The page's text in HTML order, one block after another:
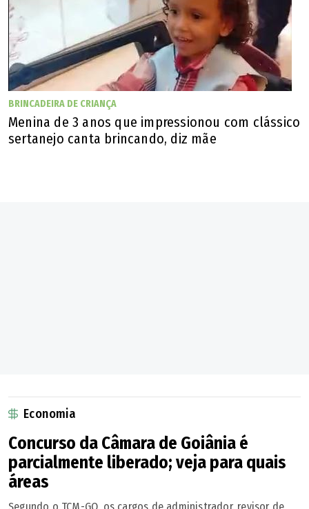
BRINCADEIRA DE CRIANÇA
Menina de 3 anos que impressionou com clássico
sertanejo canta brincando, diz mãe
Economia
Concurso da Câmara de Goiânia é
parcialmente liberado; veja para quais
áreas